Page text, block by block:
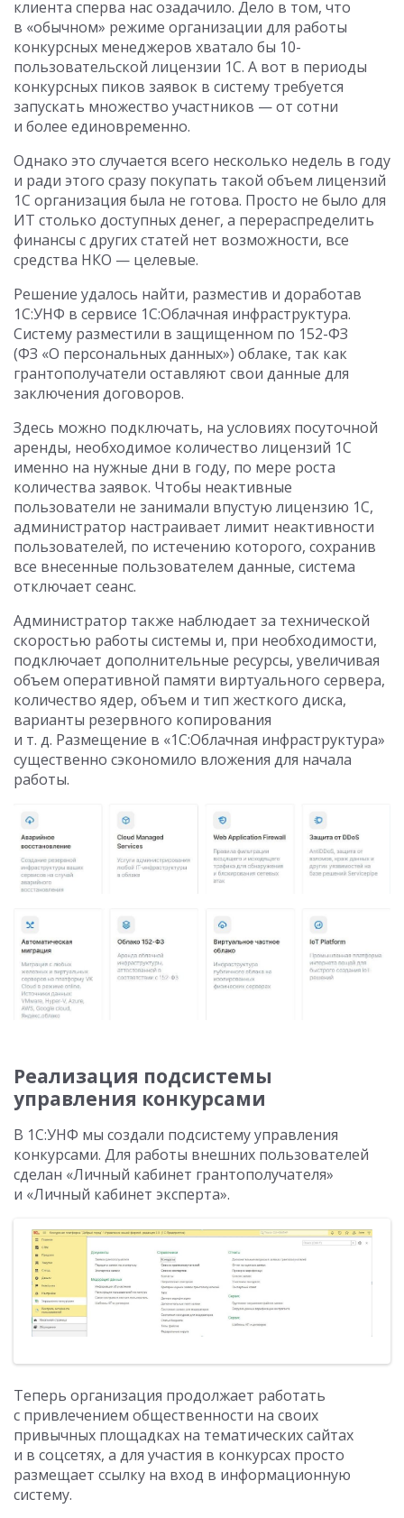
клиента сперва нас озадачило. Дело в том, что
в «обычном» режиме организации для работы
конкурсных менеджеров хватало бы 10-
пользовательской лицензии 1С. А вот в периоды
конкурсных пиков заявок в систему требуется
запускать множество участников — от сотни
и более единовременно.
Однако это случается всего несколько недель в году
и ради этого сразу покупать такой объем лицензий
1С организация была не готова. Просто не было для
ИТ столько доступных денег, а перераспределить
финансы с других статей нет возможности, все
средства НКО — целевые.
Решение удалось найти, разместив и доработав
1С:УНФ в сервисе 1С:Облачная инфраструктура.
Систему разместили в защищенном по 152-ФЗ
(ФЗ «О персональных данных») облаке, так как
грантополучатели оставляют свои данные для
заключения договоров.
Здесь можно подключать, на условиях посуточной
аренды, необходимое количество лицензий 1С
именно на нужные дни в году, по мере роста
количества заявок. Чтобы неактивные
пользователи не занимали впустую лицензию 1С,
администратор настраивает лимит неактивности
пользователей, по истечению которого, сохранив
все внесенные пользователем данные, система
отключает сеанс.
Администратор также наблюдает за технической
скоростью работы системы и, при необходимости,
подключает дополнительные ресурсы, увеличивая
объем оперативной памяти виртуального сервера,
количество ядер, объем и тип жесткого диска,
варианты резервного копирования
и т. д. Размещение в «1С:Облачная инфраструктура»
существенно сэкономило вложения для начала
работы.
Реализация подсистемы
управления конкурсами
В 1С:УНФ мы создали подсистему управления
конкурсами. Для работы внешних пользователей
сделан «Личный кабинет грантополучателя»
и «Личный кабинет эксперта».
Теперь организация продолжает работать
с привлечением общественности на своих
привычных площадках на тематических сайтах
и в соцсетях, а для участия в конкурсах просто
размещает ссылку на вход в информационную
систему.